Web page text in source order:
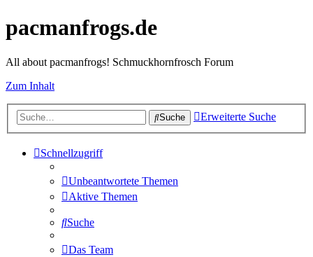
pacmanfrogs.de
All about pacmanfrogs! Schmuckhornfrosch Forum
Zum Inhalt
Suche Erweiterte Suche
Schnellzugriff
Unbeantwortete Themen
Aktive Themen
Suche
Das Team